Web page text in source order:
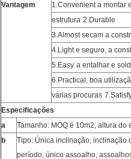
Vantagem
1.Convenient a montar
estrutura 2.Durable
3.Almost secam a
4.Light e seguro, a
5.Easy a entalhar e
6.Practical, boa
várias procuras
Especificações
a
Tamanho: MOQ é 10m2, altura
b
Tipo: Única inclinação, inclinação
período, único assoalho,